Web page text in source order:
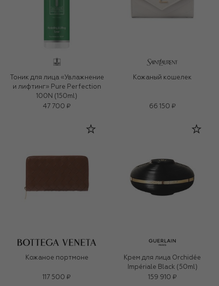
Тоник для лица «Увлажнение
и лифтинг» Pure Perfection
100N (150ml)
47 700 ₽
Кожаный кошелек
66 150 ₽
Кожаное портмоне
117 500 ₽
Крем для лица Orchidée
Impériale Black (50ml)
159 910 ₽